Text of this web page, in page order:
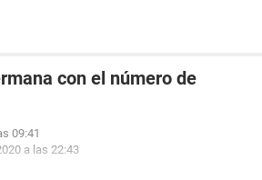
con el número de
09:41
a las 22:43